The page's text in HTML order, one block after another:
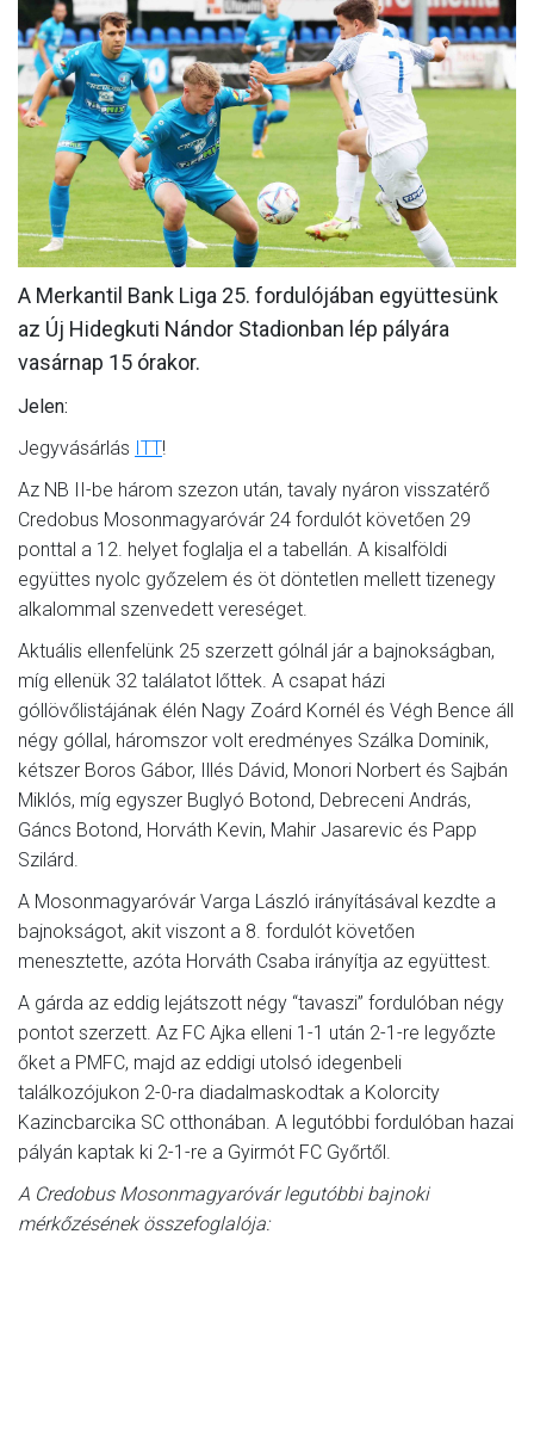
MÉRKŐZÉSEK
KLUB
GALÉRIA
SZURKOLÓI ÉLMÉNYEK
AKKREDITÁCIÓ
A Merkantil Bank Liga 25. fordulójában együttesünk
az Új Hidegkuti Nándor Stadionban lép pályára
vasárnap 15 órakor.
Jelen:
Jegyvásárlás ITT!
Az NB II-be három szezon után, tavaly nyáron visszatérő
Credobus Mosonmagyaróvár 24 fordulót követően 29
ponttal a 12. helyet foglalja el a tabellán. A kisalföldi
együttes nyolc győzelem és öt döntetlen mellett tizenegy
alkalommal szenvedett vereséget.
Aktuális ellenfelünk 25 szerzett gólnál jár a bajnokságban,
míg ellenük 32 találatot lőttek. A csapat házi
góllövőlistájának élén Nagy Zoárd Kornél és Végh Bence áll
négy góllal, háromszor volt eredményes Szálka Dominik,
kétszer Boros Gábor, Illés Dávid, Monori Norbert és Sajbán
Miklós, míg egyszer Buglyó Botond, Debreceni András,
Gáncs Botond, Horváth Kevin, Mahir Jasarevic és Papp
Szilárd.
A Mosonmagyaróvár Varga László irányításával kezdte a
bajnokságot, akit viszont a 8. fordulót követően
menesztette, azóta Horváth Csaba irányítja az együttest.
A gárda az eddig lejátszott négy “tavaszi” fordulóban négy
pontot szerzett. Az FC Ajka elleni 1-1 után 2-1-re legyőzte
őket a PMFC, majd az eddigi utolsó idegenbeli
találkozójukon 2-0-ra diadalmaskodtak a Kolorcity
Kazincbarcika SC otthonában. A legutóbbi fordulóban hazai
pályán kaptak ki 2-1-re a Gyirmót FC Győrtől.
A Credobus Mosonmagyaróvár legutóbbi bajnoki
mérkőzésének összefoglalója: